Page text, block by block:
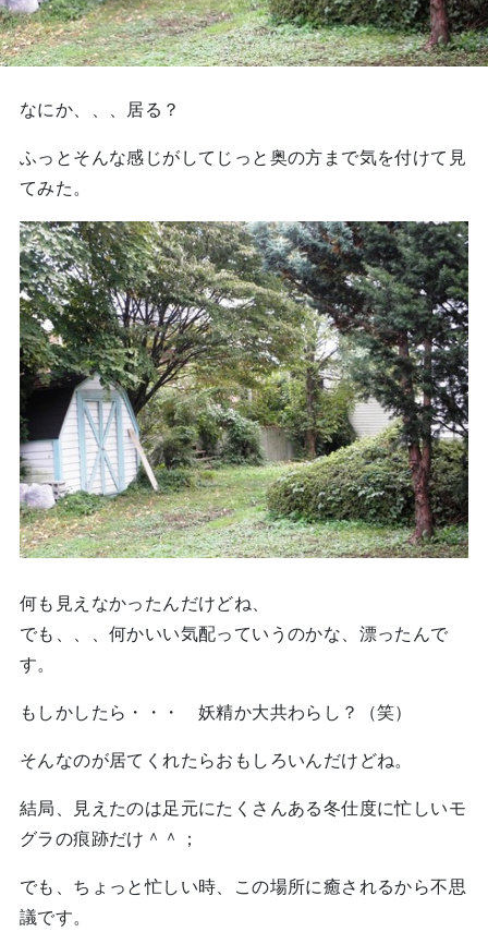
なにか、、、居る？
ふっとそんな感じがしてじっと奥の方まで気を付けて見
てみた。
何も見えなかったんだけどね、
でも、、、何かいい気配っていうのかな、漂ったんで
す。
もしかしたら・・・ 妖精か大共わらし？（笑）
そんなのが居てくれたらおもしろいんだけどね。
結局、見えたのは足元にたくさんある冬仕度に忙しいモ
グラの痕跡だけ＾＾；
でも、ちょっと忙しい時、この場所に癒されるから不思
議です。